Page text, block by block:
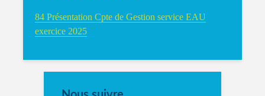
84 Présentation Cpte de Gestion service EAU
exercice 2025